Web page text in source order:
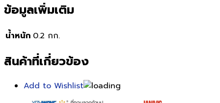
ข้อมูลเพิ่มเติม
น้ำหนัก 0.2 กก.
สินค้าที่เกี่ยวข้อง
Add to Wishlist